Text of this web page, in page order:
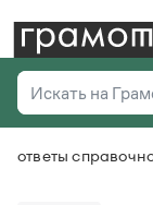
Искать на
Везде
ответы